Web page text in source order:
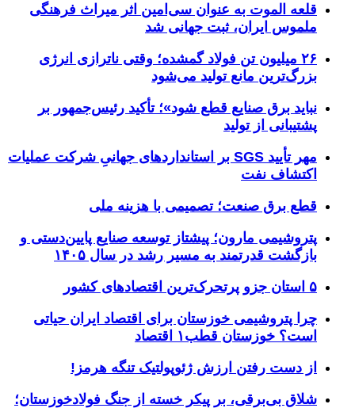
قلعه الموت به عنوان سی‌امین اثر میراث‌ فرهنگی
ملموس ایران، ثبت جهانی شد
۲۶ میلیون تن فولاد گمشده؛ وقتی ناترازی انرژی
بزرگ‌ترین مانع تولید می‌شود
نباید برق صنایع قطع شود»؛ تأکید رئیس‌جمهور بر
پشتیبانی از تولید
مهر تأیید SGS بر استانداردهای جهانیِ شرکت عملیات
اکتشاف نفت
قطع برق صنعت؛ تصمیمی با هزینه ملی
پتروشیمی مارون؛ پیشتاز توسعه صنایع پایین‌دستی و
بازگشت قدرتمند به مسیر رشد در سال ۱۴۰۵
۵ استان جزو پرتحرک‌ترین اقتصاد‌های کشور
چرا پتروشیمی خوزستان برای اقتصاد ایران حیاتی
است؟ خوزستان قطب۱ اقتصاد
از دست رفتن ارزش ژئوپولتیک تنگه هرمز!
شلاق‌ بی‌برقی، بر پیکر خسته‌ از جنگ فولادخوزستان؛